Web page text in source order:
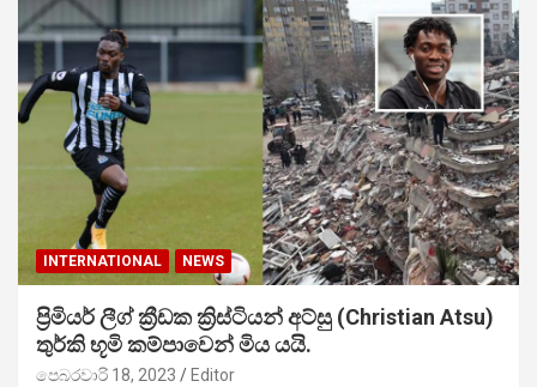
INTERNATIONAL NEWS
ප්‍රිමියර් ලීග් ක්‍රීඩක ක්‍රිස්ටියන් අට්සු (Christian Atsu)
තුර්කි භූමි කම්පාවෙන් මිය යයි.
පෙබරවාරි 18, 2023 Editor